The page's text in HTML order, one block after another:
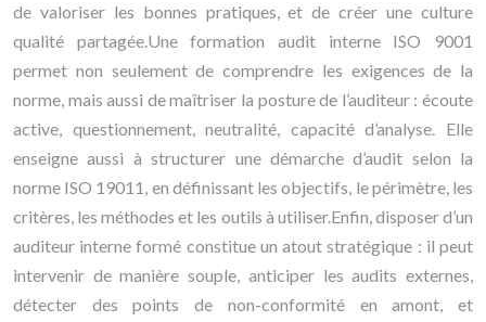
de valoriser les bonnes pratiques, et de créer une culture
qualité partagée.Une formation audit interne ISO 9001
permet non seulement de comprendre les exigences de la
norme, mais aussi de maîtriser la posture de l’auditeur : écoute
active, questionnement, neutralité, capacité d’analyse. Elle
enseigne aussi à structurer une démarche d’audit selon la
norme ISO 19011, en définissant les objectifs, le périmètre, les
critères, les méthodes et les outils à utiliser.Enfin, disposer d’un
auditeur interne formé constitue un atout stratégique : il peut
intervenir de manière souple, anticiper les audits externes,
détecter des points de non-conformité en amont, et